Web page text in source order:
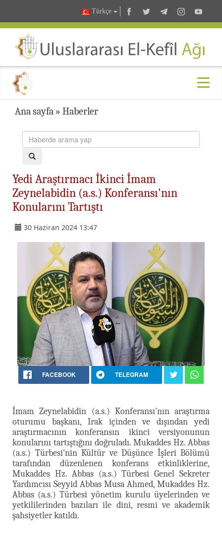
Türkçe
Ana sayfa » Haberler
Yedi Araştırmacı İkinci İmam
Zeynelabidin (a.s.) Konferansı'nın
Konularını Tartıştı
30 Haziran 2024 13:47
FACEBOOK TELEGRAM
İmam Zeynelabidin (a.s.) Konferansı'nın araştırma
oturumu başkanı, Irak içinden ve dışından yedi
araştırmacının konferansın ikinci versiyonunun
konularını tartıştığını doğruladı. Mukaddes Hz. Abbas
(a.s.) Türbesi'nin Kültür ve Düşünce İşleri Bölümü
tarafından düzenlenen konferans etkinliklerine,
Mukaddes Hz. Abbas (a.s.) Türbesi Genel Sekreter
Yardımcısı Seyyid Abbas Musa Ahmed, Mukaddes Hz.
Abbas (a.s.) Türbesi yönetim kurulu üyelerinden ve
yetkililerinden bazıları ile dini, resmi ve akademik
şahsiyetler katıldı.